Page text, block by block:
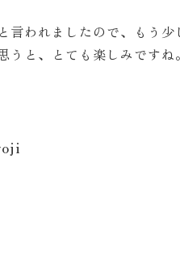
われましたので、もう少
と、とても楽しみですね。